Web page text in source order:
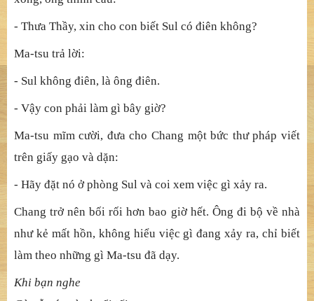
đang xảy ra với Sul đã vượt ngoài tầm hiểu biết của ông.
Tức giận chuyển sang bối rối, ông hỏi lại con gái:
- Vậy con nghĩ sao về chân lý?
- Nếu con cố giải thích về nó, cha sẽ không hiểu. Hãy đến
gặp Ma-tsu và xem Đại sư nói gì.
Chang đến gặp Ma-tsu và kể lại toàn bộ câu chuyện. Kể
xong, ông thỉnh cầu:
- Thưa Thầy, xin cho con biết Sul có điên không?
Ma-tsu trả lời:
- Sul không điên, là ông điên.
- Vậy con phải làm gì bây giờ?
Ma-tsu mĩm cười, đưa cho Chang một bức thư pháp viết